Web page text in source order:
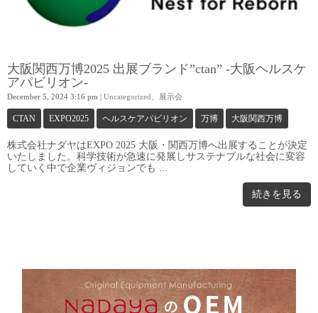
大阪関西万博2025 出展ブランド”ctan” -大阪ヘルスケ
アパビリオン-
December 5, 2024 3:16 pm | Uncategorized 展示会
CTAN EXPO2025 ヘルスケアパビリオン 万博 大阪関西万博
株式会社ナダヤはEXPO 2025 大阪・関西万博へ出展することが決定
いたしました。科学技術が急速に発展しサステナブルな社会に変容
していく中で企業ヴィジョンでも ...
続きを見る